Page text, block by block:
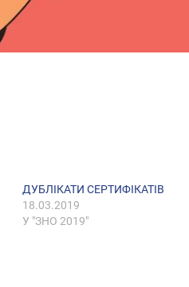
ДУБЛІКАТИ СЕРТИФІКАТІВ
18.03.2019
У "ЗНО 2019"